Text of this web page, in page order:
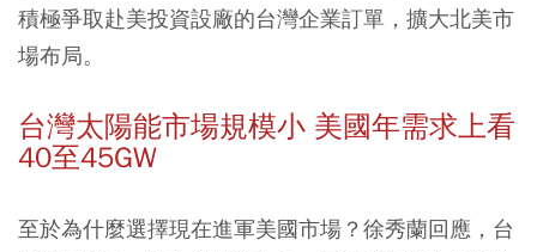
積極爭取赴美投資設廠的台灣企業訂單，擴大北美市
場布局。
台灣太陽能市場規模小 美國年需求上看
40至45GW
至於為什麼選擇現在進軍美國市場？徐秀蘭回應，台